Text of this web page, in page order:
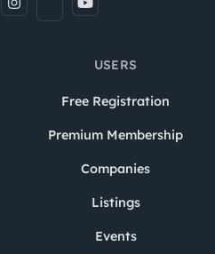
USERS
Free Registration
Premium Membership
Companies
Listings
Events